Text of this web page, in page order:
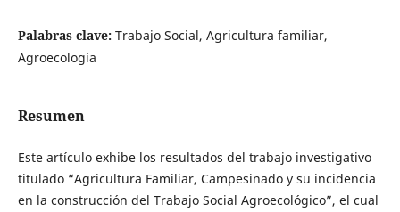
Palabras clave: Trabajo Social, Agricultura familiar,
Agroecología
Resumen
Este artículo exhibe los resultados del trabajo investigativo
titulado “Agricultura Familiar, Campesinado y su incidencia
en la construcción del Trabajo Social Agroecológico”, el cual